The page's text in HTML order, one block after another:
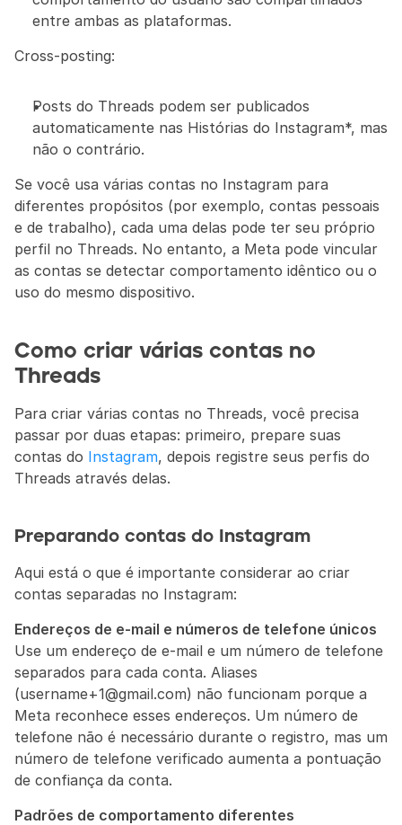
entre ambas as plataformas.
Cross-posting:
Posts do Threads podem ser publicados
automaticamente nas Histórias do Instagram*, mas
não o contrário.
Se você usa várias contas no Instagram para
diferentes propósitos (por exemplo, contas pessoais
e de trabalho), cada uma delas pode ter seu próprio
perfil no Threads. No entanto, a Meta pode vincular
as contas se detectar comportamento idêntico ou o
uso do mesmo dispositivo.
Como criar várias contas no
Threads
Para criar várias contas no Threads, você precisa
passar por duas etapas: primeiro, prepare suas
contas do Instagram, depois registre seus perfis do
Threads através delas.
Preparando contas do Instagram
Aqui está o que é importante considerar ao criar
contas separadas no Instagram:
Endereços de e-mail e números de telefone únicos
Use um endereço de e-mail e um número de telefone
separados para cada conta. Aliases
(username+1@gmail.com) não funcionam porque a
Meta reconhece esses endereços. Um número de
telefone não é necessário durante o registro, mas um
número de telefone verificado aumenta a pontuação
de confiança da conta.
Padrões de comportamento diferentes